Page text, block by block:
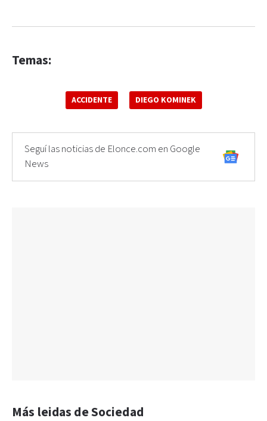
Temas:
ACCIDENTE DIEGO KOMINEK
Seguí las noticias de Elonce.com en Google
News
Más leidas de Sociedad